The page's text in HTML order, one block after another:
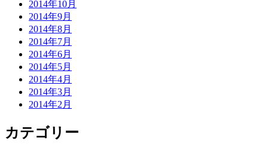
2014年10月
2014年9月
2014年8月
2014年7月
2014年6月
2014年5月
2014年4月
2014年3月
2014年2月
カテゴリー